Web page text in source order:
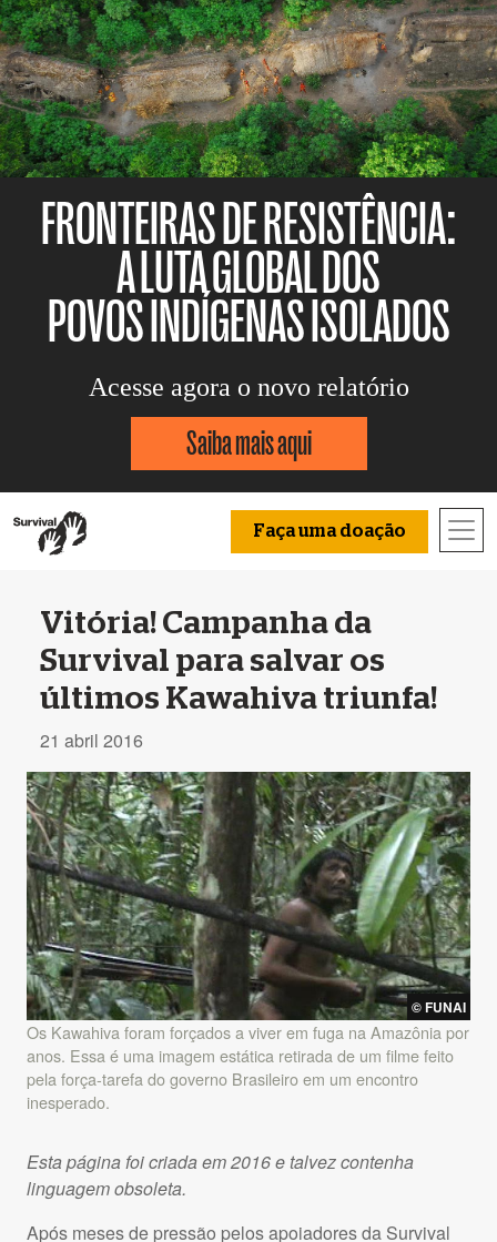
FRONTEIRAS DE RESISTÊNCIA:
A LUTA GLOBAL DOS
POVOS INDÍGENAS ISOLADOS
Acesse agora o novo relatório
Saiba mais aqui
Faça uma doação
Vitória! Campanha da
Survival para salvar os
últimos Kawahiva triunfa!
21 abril 2016
©FUNAI
Os Kawahiva foram forçados a viver em fuga na Amazônia por
anos. Essa é uma imagem estática retirada de um filme feito
pela força-tarefa do governo Brasileiro em um encontro
inesperado.
Esta página foi criada em 2016 e talvez contenha
linguagem obsoleta.
Após meses de pressão pelos apoiadores da Survival